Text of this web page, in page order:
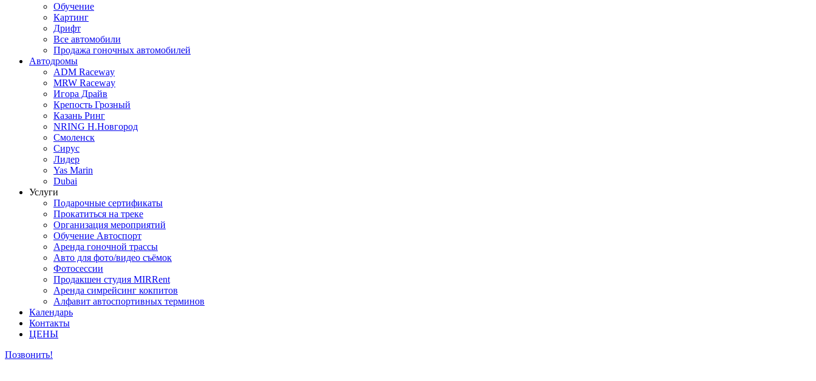
Обучение
Картинг
Дрифт
Все автомобили
Продажа гоночных автомобилей
Автодромы
ADM Raceway
MRW Raceway
Игора Драйв
Крепость Грозный
Казань Ринг
NRING Н.Новгород
Смоленск
Сирус
Лидер
Yas Marin
Dubai
Услуги
Подарочные сертификаты
Прокатиться на треке
Организация мероприятий
Обучение Автоспорт
Аренда гоночной трассы
Авто для фото/видео съёмок
Фотосессии
Продакшен студия MIRRent
Аренда симрейсинг кокпитов
Алфавит автоспортивных терминов
Календарь
Контакты
ЦЕНЫ
Позвонить!